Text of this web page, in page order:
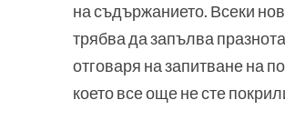
на съдържанието. Всеки
трябва да запълва
отговаря на запитване на
което все още не сте